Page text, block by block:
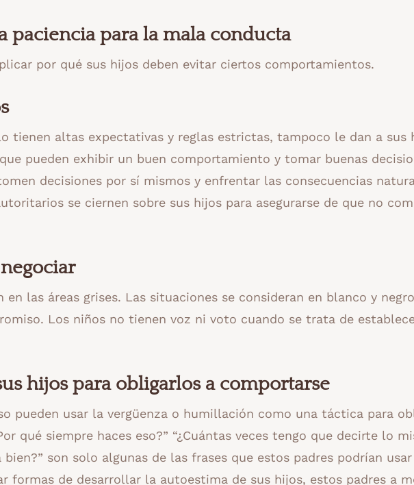
paciencia para la mala conducta
por qué sus hijos deben evitar ciertos comportamientos.
tienen altas expectativas y reglas estrictas, tampoco le dan a sus
pueden exhibir un buen comportamiento y tomar buenas
decisiones por sí mismos y enfrentar las consecuencias
se ciernen sobre sus hijos para asegurarse de que no
las áreas grises. Las situaciones se consideran en blanco y
Los niños no tienen voz ni voto cuando se trata de
hijos para obligarlos a comportarse
pueden usar la vergüenza o humillación como una táctica para
qué siempre haces eso?” “¿Cuántas veces tengo que decirte lo
bien?” son solo algunas de las frases que estos padres podrían usar
formas de desarrollar la autoestima de sus hijos, estos padres a